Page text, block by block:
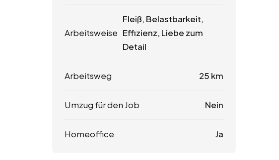
Arbeitsweise
Fleiß, Belastbarkeit,
Effizienz, Liebe zum
Detail
Arbeitsweg 25 km
Umzug für den Job Nein
Homeoffice Ja